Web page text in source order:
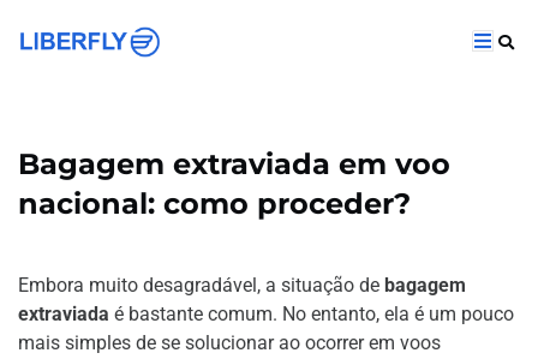
Bagagem extraviada em voo
nacional: como proceder?
Embora muito desagradável, a situação de bagagem
extraviada é bastante comum. No entanto, ela é um pouco
mais simples de se solucionar ao ocorrer em voos